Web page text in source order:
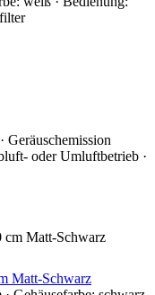
Geräuschemission
oder Umluftbetrieb ·
Matt-Schwarz